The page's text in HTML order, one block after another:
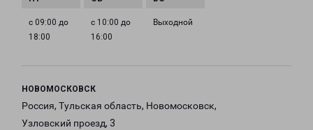
с 09:00 до
18:00
с 10:00 до
16:00
Выходной
НОВОМОСКОВСК
Россия, Тульская область, Новомосковск,
Узловский проезд, 3